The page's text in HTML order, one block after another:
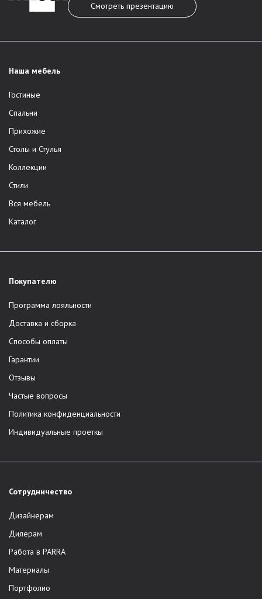
Наша мебель
Гостиные
Спальни
Прихожие
Столы и Стулья
Коллекции
Стили
Вся мебель
Каталог
Покупателю
Программа лояльности
Доставка и сборка
Способы оплаты
Гарантии
Отзывы
Частые вопросы
Политика конфиденциальности
Индивидуальные проеткы
Сотрудничество
Дизайнерам
Дилерам
Работа в PARRA
Материалы
Портфолио
Смотреть презентацию